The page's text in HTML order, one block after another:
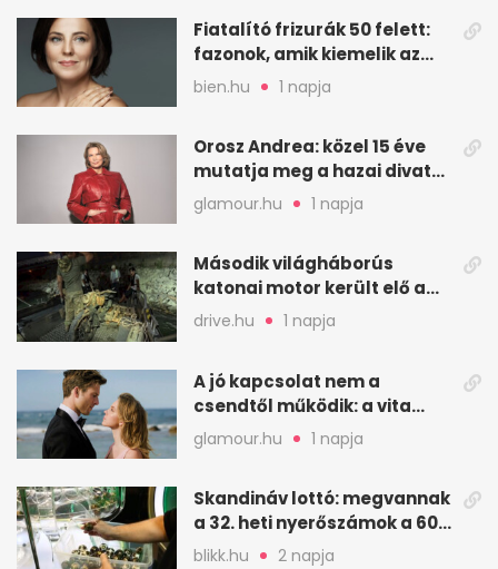
Fiatalító frizurák 50 felett:
fazonok, amik kiemelik az
arcodat
bien.hu 1 napja
Orosz Andrea: közel 15 éve
mutatja meg a hazai divat
arcait
glamour.hu 1 napja
Második világháborús
katonai motor került elő a
Dunából a Batthyány térnél
drive.hu 1 napja
A jó kapcsolat nem a
csendtől működik: a vita
néha egészséges jel
glamour.hu 1 napja
Skandináv lottó: megvannak
a 32. heti nyerőszámok a 600
milliós játékhoz
blikk.hu 2 napja